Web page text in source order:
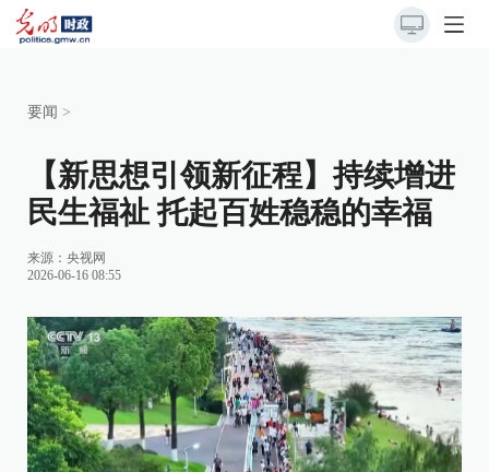
要闻 >
【新思想引领新征程】持续增进
民生福祉 托起百姓稳稳的幸福
来源： 央视网
2026-06-16 08:55